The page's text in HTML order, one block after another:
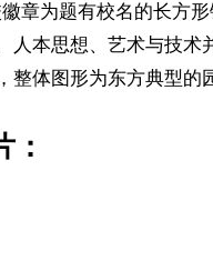
章为题有校名的长方
本思想、艺术与技
体图形为东方典型的